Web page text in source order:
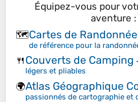
Équipez-vous pour
aventure :
🗺️Cartes de Randonnée
de référence pour la
🍴Couverts de Camping
légers et pliables
🌍Atlas Géographique
passionnés de cartographie et